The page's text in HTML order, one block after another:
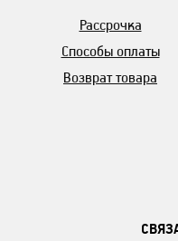
Рассрочка
Способы оплаты
Возврат товара